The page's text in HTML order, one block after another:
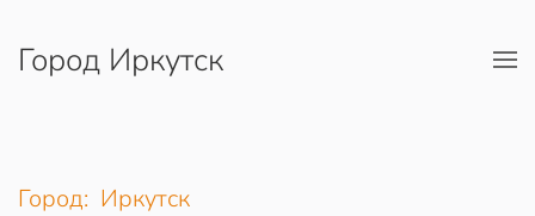
Перейти к содержимому
Город Иркутск
Город: Иркутск